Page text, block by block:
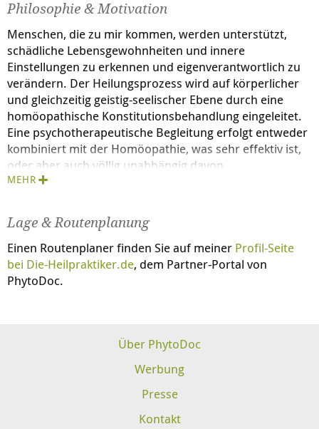
Philosophie & Motivation
Menschen, die zu mir kommen, werden unterstützt,
schädliche Lebensgewohnheiten und innere
Einstellungen zu erkennen und eigenverantwortlich zu
verändern. Der Heilungsprozess wird auf körperlicher
und gleichzeitig geistig-seelischer Ebene durch eine
homöopathische Konstitutionsbehandlung eingeleitet.
Eine psychotherapeutische Begleitung erfolgt entweder
kombiniert mit der Homöopathie, was sehr effektiv ist,
oder aber auch völlig unabhängig davon.
Mein Ziel ist es, Menschen auf ihrem Weg in ein
meinem Wissen und meiner Erfahrung zu begleiten.
MEHR
Lage & Routenplanung
Einen Routenplaner finden Sie auf meiner Profil-Seite
bei Die-Heilpraktiker.de, dem Partner-Portal von
PhytoDoc.
Über PhytoDoc
Werbung
Presse
Kontakt